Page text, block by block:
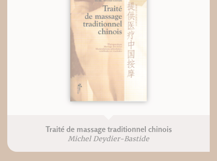
Traité de massage traditionnel chinois
Michel Deydier-Bastide